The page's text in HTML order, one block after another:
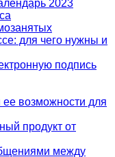
2023
для чего нужны и
подпись
возможности для
продукт от
между